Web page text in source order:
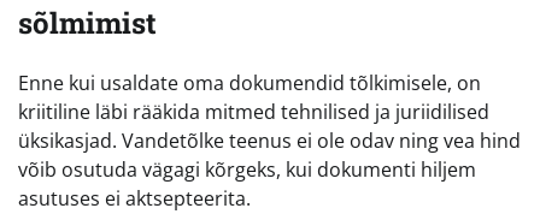
sõlmimist
Enne kui usaldate oma dokumendid tõlkimisele, on
kriitiline läbi rääkida mitmed tehnilised ja juriidilised
üksikasjad. Vandetõlke teenus ei ole odav ning vea hind
võib osutuda vägagi kõrgeks, kui dokumenti hiljem
asutuses ei aktsepteerita.